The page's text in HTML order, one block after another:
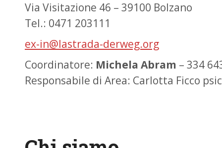
Via Visitazione 46 – 39100 Bolzano
Tel.: 0471 203111
ex-in@lastrada-derweg.org
Coordinatore: Michela Abram – 334
Responsabile di Area: Carlotta Ficco